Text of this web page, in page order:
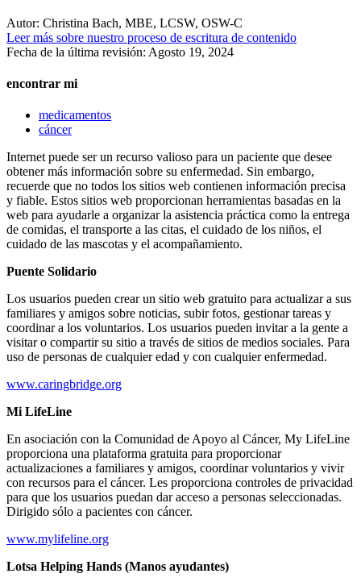
Autor: Christina Bach, MBE, LCSW, OSW-C
Leer más sobre nuestro proceso de escritura de contenido
Fecha de la última revisión: Agosto 19, 2024
encontrar mi
medicamentos
cáncer
Internet puede ser un recurso valioso para un paciente que desee
obtener más información sobre su enfermedad. Sin embargo,
recuerde que no todos los sitios web contienen información precisa
y fiable. Estos sitios web proporcionan herramientas basadas en la
web para ayudarle a organizar la asistencia práctica como la entrega
de comidas, el transporte a las citas, el cuidado de los niños, el
cuidado de las mascotas y el acompañamiento.
Puente Solidario
Los usuarios pueden crear un sitio web gratuito para actualizar a sus
familiares y amigos sobre noticias, subir fotos, gestionar tareas y
coordinar a los voluntarios. Los usuarios pueden invitar a la gente a
visitar o compartir su sitio a través de sitios de medios sociales. Para
uso de personas de cualquier edad y con cualquier enfermedad.
www.caringbridge.org
Mi LifeLine
En asociación con la Comunidad de Apoyo al Cáncer, My LifeLine
proporciona una plataforma gratuita para proporcionar
actualizaciones a familiares y amigos, coordinar voluntarios y vivir
con recursos para el cáncer. Les proporciona controles de privacidad
para que los usuarios puedan dar acceso a personas seleccionadas.
Dirigido sólo a pacientes con cáncer.
www.mylifeline.org
Lotsa Helping Hands (Manos ayudantes)